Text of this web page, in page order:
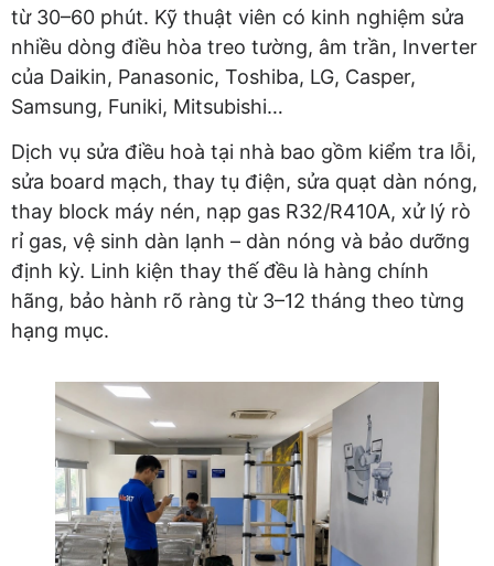
từ 30–60 phút. Kỹ thuật viên có kinh nghiệm sửa
nhiều dòng điều hòa treo tường, âm trần, Inverter
của Daikin, Panasonic, Toshiba, LG, Casper,
Samsung, Funiki, Mitsubishi…
Dịch vụ sửa điều hoà tại nhà bao gồm kiểm tra lỗi,
sửa board mạch, thay tụ điện, sửa quạt dàn nóng,
thay block máy nén, nạp gas R32/R410A, xử lý rò
rỉ gas, vệ sinh dàn lạnh – dàn nóng và bảo dưỡng
định kỳ. Linh kiện thay thế đều là hàng chính
hãng, bảo hành rõ ràng từ 3–12 tháng theo từng
hạng mục.